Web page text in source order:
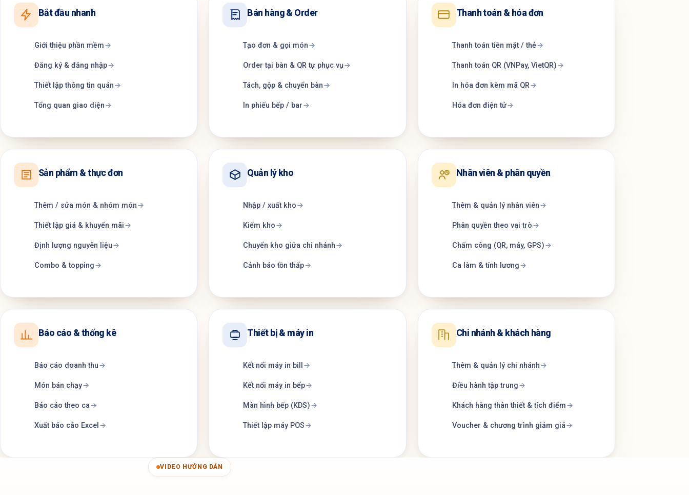
Bắt đầu nhanh
Giới thiệu phần mềm
Đăng ký & đăng nhập
Thiết lập thông tin quán
Tổng quan giao diện
Bán hàng & Order
Tạo đơn & gọi món
Order tại bàn & QR tự phục vụ
Tách, gộp & chuyển bàn
In phiếu bếp / bar
Thanh toán & hóa đơn
Thanh toán tiền mặt / thẻ
Thanh toán QR (VNPay, VietQR)
In hóa đơn kèm mã QR
Hóa đơn điện tử
Sản phẩm & thực đơn
Thêm / sửa món & nhóm món
Thiết lập giá & khuyến mãi
Định lượng nguyên liệu
Combo & topping
Quản lý kho
Nhập / xuất kho
Kiểm kho
Chuyển kho giữa chi nhánh
Cảnh báo tồn thấp
Nhân viên & phân quyền
Thêm & quản lý nhân viên
Phân quyền theo vai trò
Chấm công (QR, máy, GPS)
Ca làm & tính lương
Báo cáo & thống kê
Báo cáo doanh thu
Món bán chạy
Báo cáo theo ca
Xuất báo cáo Excel
Thiết bị & máy in
Kết nối máy in bill
Kết nối máy in bếp
Màn hình bếp (KDS)
Thiết lập máy POS
Chi nhánh & khách hàng
Thêm & quản lý chi nhánh
Điều hành tập trung
Khách hàng thân thiết & tích điểm
Voucher & chương trình giảm giá
VIDEO HƯỚNG DẪN